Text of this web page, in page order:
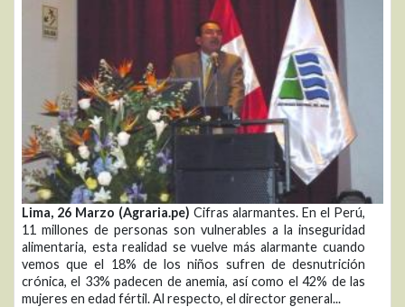
Lima, 26 Marzo (Agraria.pe) Cifras alarmantes. En el Perú,
11 millones de personas son vulnerables a la inseguridad
alimentaria, esta realidad se vuelve más alarmante cuando
vemos que el 18% de los niños sufren de desnutrición
crónica, el 33% padecen de anemia, así como el 42% de las
mujeres en edad fértil. Al respecto, el director general...